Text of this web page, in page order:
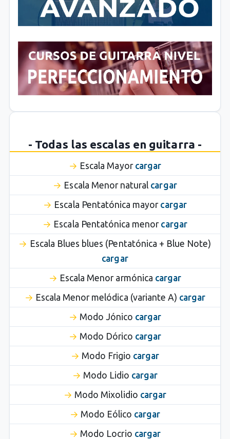
- Todas las escalas en guitarra -
Escala Mayor cargar
Escala Menor natural cargar
Escala Pentatónica mayor cargar
Escala Pentatónica menor cargar
Escala Blues blues (Pentatónica + Blue Note)
cargar
Escala Menor armónica cargar
Escala Menor melódica (variante A) cargar
Modo Jónico cargar
Modo Dórico cargar
Modo Frigio cargar
Modo Lidio cargar
Modo Mixolidio cargar
Modo Eólico cargar
Modo Locrio cargar